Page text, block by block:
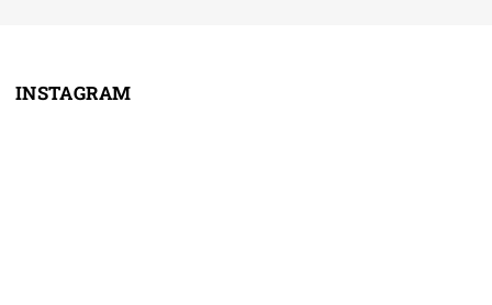
INSTAGRAM